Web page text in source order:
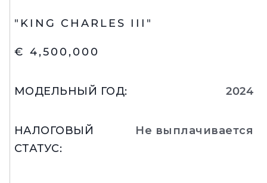
"KING CHARLES III"
€ 4,500,000
МОДЕЛЬНЫЙ ГОД: 2024
НАЛОГОВЫЙ
СТАТУС:
Не выплачивается